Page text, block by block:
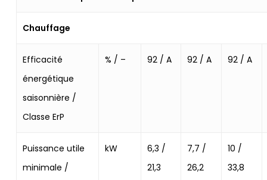
Chauffage
Efficacité
énergétique
saisonnière /
Classe ErP
% / – 92 / A 92 / A 92 / A
Puissance utile
minimale /
kW
6,3 /
21,3
7,7 /
26,2
10 /
33,8